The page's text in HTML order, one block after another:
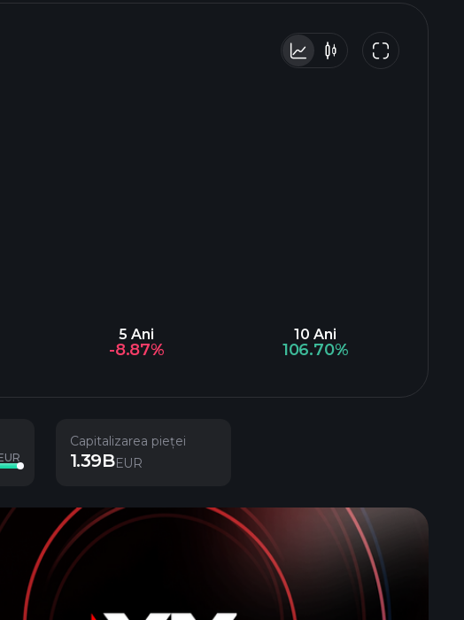
5 Ani
-8.87%
10 Ani
106.70%
Capitalizarea pieței
1.39BEUR